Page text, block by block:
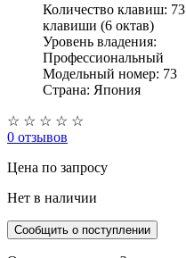
Количество клавиш: 73
клавиши (6 октав)
Уровень владения:
Профессиональный
Модельный номер: 73
Страна: Япония
☆ ☆ ☆ ☆ ☆
0 отзывов
Цена по запросу
Нет в наличии
Сообщить о поступлении